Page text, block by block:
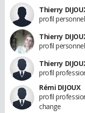
Thierry
profil
Thierry
profil
Thierry
profil
Rémi DIJOUX
profil
change